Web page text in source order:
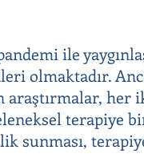
ile
olmaktadır.
her
terapiye
sunması,